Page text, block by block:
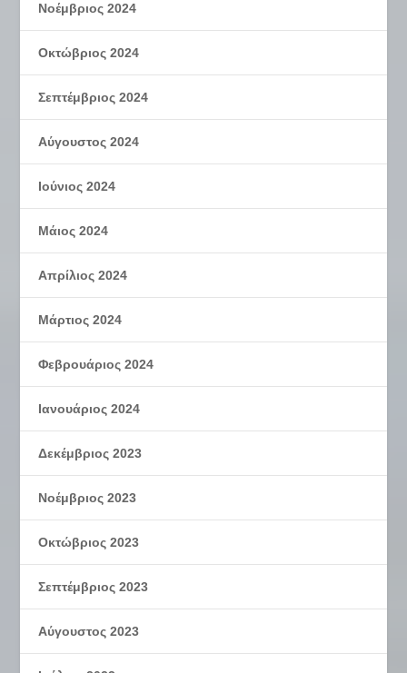
Νοέμβριος 2024
Οκτώβριος 2024
Σεπτέμβριος 2024
Αύγουστος 2024
Ιούνιος 2024
Μάιος 2024
Απρίλιος 2024
Μάρτιος 2024
Φεβρουάριος 2024
Ιανουάριος 2024
Δεκέμβριος 2023
Νοέμβριος 2023
Οκτώβριος 2023
Σεπτέμβριος 2023
Αύγουστος 2023